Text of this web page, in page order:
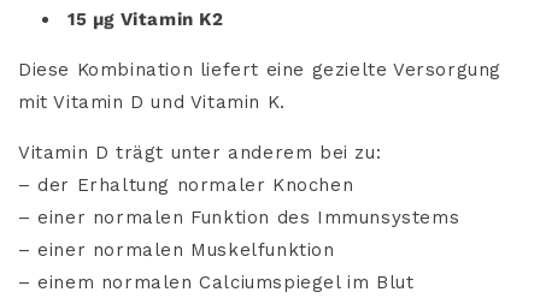
15 µg Vitamin K2
Diese Kombination liefert eine gezielte Versorgung
mit Vitamin D und Vitamin K.
Vitamin D trägt unter anderem bei zu:
– der Erhaltung normaler Knochen
– einer normalen Funktion des Immunsystems
– einer normalen Muskelfunktion
– einem normalen Calciumspiegel im Blut